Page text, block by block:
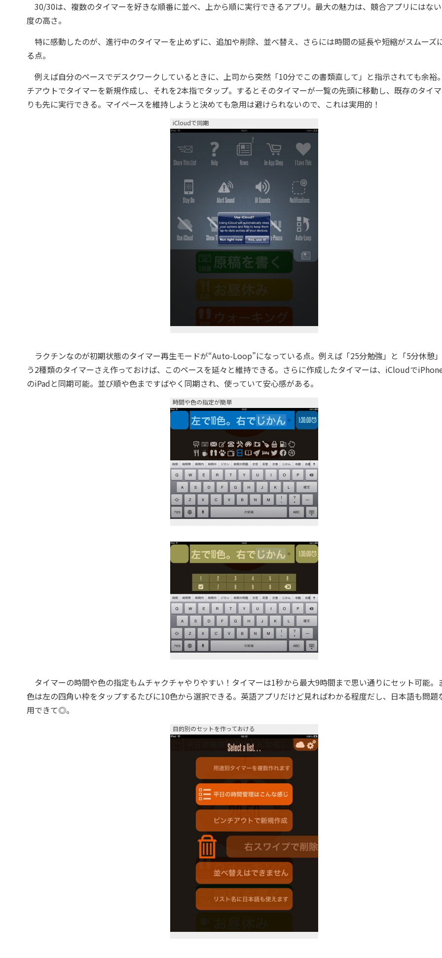
30/30は、複数のタイマーを好きな順番に並べ、上から順に実行できるアプリ。最大の魅力は、競合アプリにはな
度の高さ。
特に感動したのが、進行中のタイマーを止めずに、追加や削除、並べ替え、さらには時間の延長や短縮がスムーズ
る点。
例えば自分のペースでデスクワークしているときに、上司から突然「10分でこの書類直して」と指示されても余裕
チアウトでタイマーを新規作成し、それを2本指でタップ。するとそのタイマーが一覧の先頭に移動し、既存のタイ
りも先に実行できる。マイペースを維持しようと決めても急用は避けられないので、これは実用的！
iCloudで同期
ラクチンなのが初期状態のタイマー再生モードが“Auto-Loop”になっている点。例えば「25分勉強」と「5分休憩
う2種類のタイマーさえ作っておけば、このペースを延々と維持できる。さらに作成したタイマーは、iCloudで
のiPadと同期可能。並び順や色まですばやく同期され、使っていて安心感がある。
時間や色の指定が簡単
タイマーの時間や色の指定もムチャクチャやりやすい！タイマーは1秒から最大9時間まで思い通りにセット可能。
色は左の四角い枠をタップするたびに10色から選択できる。英語アプリだけど見ればわかる程度だし、日本語も問題
用できて◎。
目的別のセットを作っておける